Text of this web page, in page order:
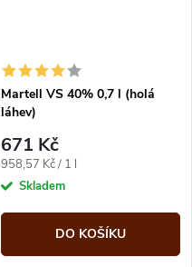
Martell VS 40% 0,7 l (holá
láhev)
671 Kč
Měrná
cena:
958,57 Kč / 1 l
Skladem
DO KOŠÍKU